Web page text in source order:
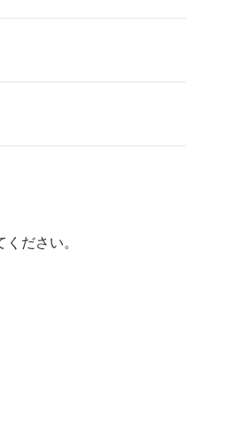
ください。